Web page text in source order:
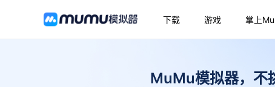
下载 游戏 掌上
MuMu模拟器，不